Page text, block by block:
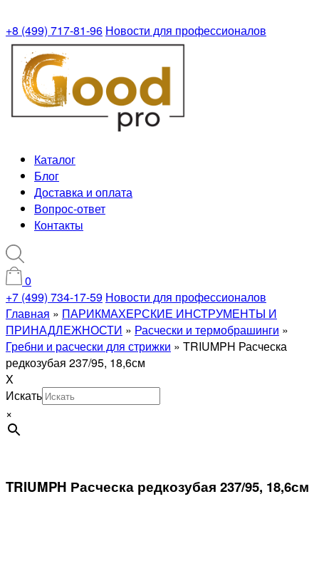
+8 (499) 717-81-96 Новости для профессионалов
Каталог
Блог
Доставка и оплата
Вопрос-ответ
Контакты
0
+7 (499) 734-17-59 Новости для профессионалов
Главная » ПАРИКМАХЕРСКИЕ ИНСТРУМЕНТЫ И
ПРИНАДЛЕЖНОСТИ » Расчески и термобрашинги »
Гребни и расчески для стрижки » TRIUMPH Расческа
редкозубая 237/95, 18,6см
X
Искать
×
TRIUMPH Расческа редкозубая 237/95, 18,6см